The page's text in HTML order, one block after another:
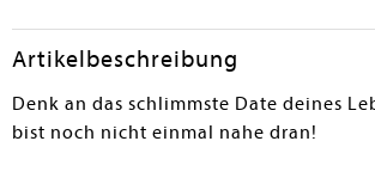
nicht weiß: Auch seine Verlobte ist kein
Traurigkeit und erlebt ebenfalls einen
Hauptsächlich geht es um das Schicksal,
Artikelbeschreibung
Denk an das schlimmste Date deines
bist noch nicht einmal nahe dran!